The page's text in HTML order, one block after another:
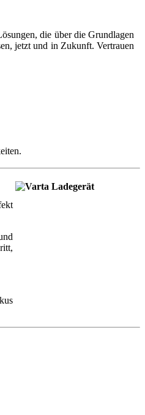
die über die Grundlagen
jetzt und in Zukunft. Vertrauen